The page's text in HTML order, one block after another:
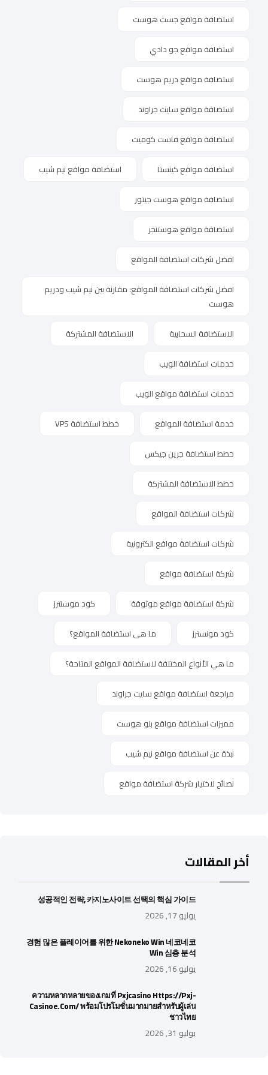
استضافة مواقع جست هوست
استضافة مواقع جو دادي
استضافة مواقع دريم هوست
استضافة مواقع سايت جراوند
استضافة مواقع فاست كوميت
استضافة مواقع كينستا استضافة مواقع نيم شيب
استضافة مواقع هوست جيتور
استضافة مواقع هوستنجر
افضل شركات استضافة المواقع
افضل شركات استضافة المواقع: مقارنة بين نيم شيب ودريم
هوست
الاستضافة السحابية الاستضافة المشتركة
خدمات استضافة الويب
خدمات استضافة مواقع الويب
خدمة استضافة المواقع خطط استضافة VPS
خطط استضافة جرين جيكس
خطط الاستضافة المشتركة
شركات استضافة المواقع
شركات استضافة مواقع الكترونية
شركة استضافة مواقع
شركة استضافة مواقع موثوقة كود موسنترز
كود مونسترز ما هى استضافة المواقع؟
ما هي الأنواع المختلفة لاستضافة المواقع المتاحة؟
مراجعة استضافة مواقع سايت جراوند
مميزات استضافة مواقع بلو هوست
نبذة عن استضافة مواقع نيم شيب
نصائح لاختيار شركة استضافة مواقع
أخر المقالات
성공적인 전략, 카지노사이트 선택의 핵심 가이드
يوليو 17, 2026
경험 많은 플레이어를 위한 Nekoneko Win 네코네코
Win 심층 분석
يوليو 16, 2026
ความหลากหลายของเกมที่ Pxjcasino Https://pxj-
Casinoe.com/ พร้อมโปรโมชั่นมากมายสำหรับผู้เล่น
ชาวไทย
يوليو 31, 2026